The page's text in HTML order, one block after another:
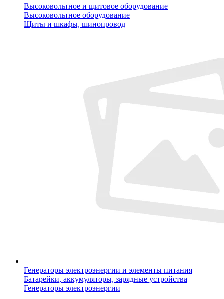
Высоковольтное и щитовое оборудование
Высоковольтное оборудование
Щиты и шкафы, шинопровод
Генераторы электроэнергии и элементы питания
Батарейки, аккумуляторы, зарядные устройства
Генераторы электроэнергии